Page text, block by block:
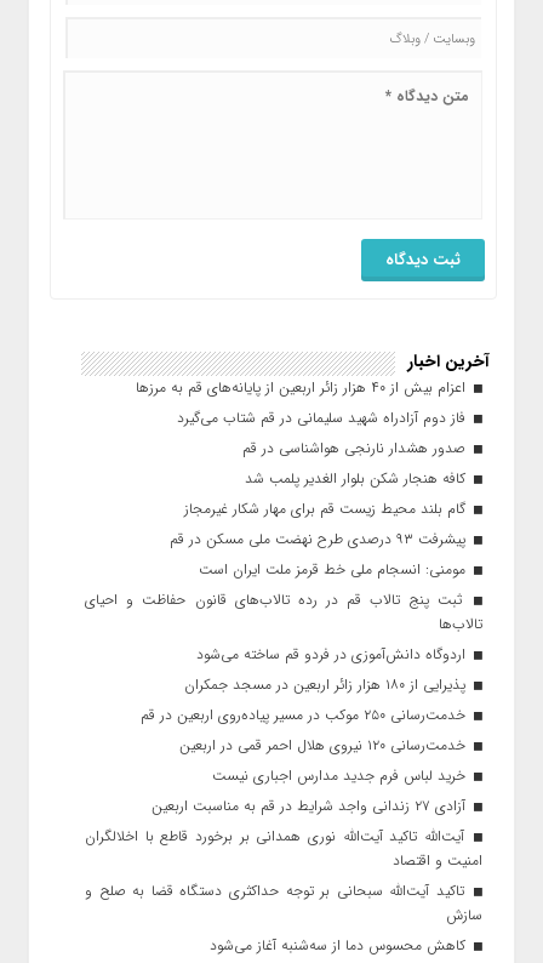
آخرین اخبار
اعزام بیش از ۴۰ هزار زائر اربعین از پایانه‌های قم به مرزها
فاز دوم آزادراه شهید سلیمانی در قم شتاب می‌گیرد
صدور هشدار نارنجی هواشناسی در قم
کافه هنجار شکن بلوار الغدیر پلمب شد
گام بلند محیط زیست قم برای مهار شکار غیرمجاز
پیشرفت ۹۳ درصدی طرح نهضت ملی مسکن در قم
مومنی: انسجام ملی خط قرمز ملت ایران است
ثبت پنج تالاب قم در رده تالاب‌های قانون حفاظت و احیای
تالاب‌ها
اردوگاه دانش‌آموزی در فردو قم ساخته می‌شود
پذیرایی از ۱۸۰ هزار زائر اربعین در مسجد جمکران
خدمت‌رسانی ۲۵۰ موکب در مسیر پیاده‌روی اربعین در قم
خدمت‌رسانی ۱۲۰ نیروی هلال احمر قمی در اربعین
خرید لباس فرم جدید مدارس اجباری نیست
آزادی ۲۷ زندانی واجد شرایط در قم به مناسبت اربعین
آیت‌الله تاکید آیت‌الله نوری همدانی بر برخورد قاطع با اخلالگران
امنیت و اقتصاد
تاکید آیت‌الله‌ سبحانی بر توجه حداکثری دستگاه قضا به صلح و
سازش
کاهش محسوس دما از سه‌شنبه آغاز می‌شود